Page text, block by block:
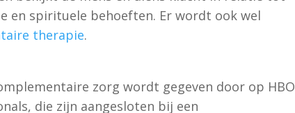
en spirituele behoeften. Er wordt ook wel
therapie.
zorg wordt gegeven door op HBO
die zijn aangesloten bij een